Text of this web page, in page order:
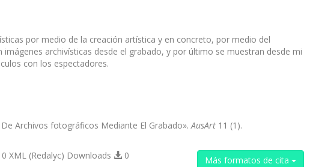
por medio de la creación artística y en concreto, por medio del
archivísticas desde el grabado, y por último se muestran desde mi
con los espectadores.
Archivos fotográficos Mediante El Grabado».AusArt 11 (1).
Más formatos de cita
0 XML (Redalyc) Downloads 0